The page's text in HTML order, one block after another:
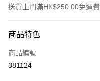
送貨上門滿HK$250.00免運費
信用卡
Apple Pay
商品特色
商品編號
381124